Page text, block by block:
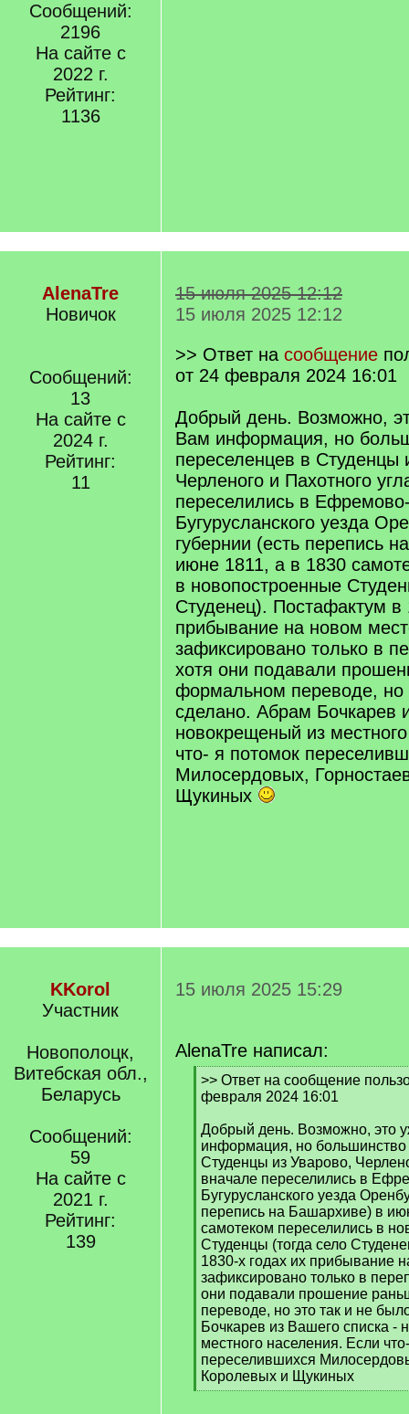
Сообщений:
2196
На сайте с
2022 г.
Рейтинг:
1136
AlenaTre
Новичок
Сообщений:
13
На сайте с
2024 г.
Рейтинг:
11
15 июля 2025 12:12
15 июля 2025 12:12
>> Ответ на сообщение
от 24 февраля 2024 16:01
Добрый день. Возможно,
Вам информация, но
переселенцев в Студенцы
Черленого и Пахотного
переселились в
Бугурусланского уезда
губернии (есть перепись
июне 1811, а в 1830
в новопостроенные
Студенец). Постафактум в
прибывание на новом
зафиксировано только в
хотя они подавали
формальном переводе, но
сделано. Абрам Бочкарев
новокрещеный из
что- я потомок
Милосердовых,
Щукиных
KKorol
Участник
Новополоцк,
Витебская обл.,
Беларусь
Сообщений:
59
На сайте с
2021 г.
Рейтинг:
139
15 июля 2025 15:29
AlenaTre написал:
[
q
>> Ответ на сообщение
февраля 2024 16:01
Добрый день. Возможно, это
информация, но большинство
Студенцы из Уварово,
вначале переселились в
Бугурусланского уезда
перепись на Башархиве) в
самотеком переселились в
Студенцы (тогда село
1830-х годах их прибывание
зафиксировано только в
они подавали прошение
переводе, но это так и не
Бочкарев из Вашего списка -
местного населения. Если
переселившихся
Королевых и Щукиных
[